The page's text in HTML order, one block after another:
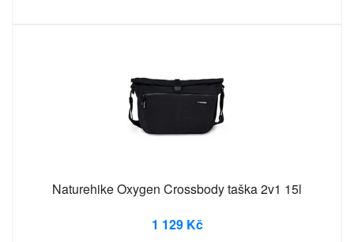
Naturehike Oxygen Crossbody taška 2v1 15l
1 129 Kč